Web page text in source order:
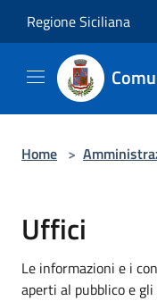
Regione Siciliana
Home >
Uffici
Le informazioni e i
aperti al pubblico e